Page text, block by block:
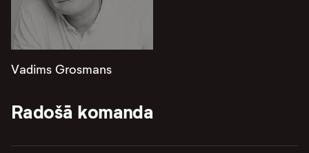
Vadims Grosmans
Radošā komanda